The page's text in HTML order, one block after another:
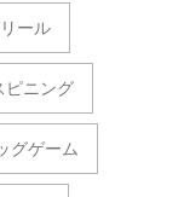
ール
ピニング
グゲーム